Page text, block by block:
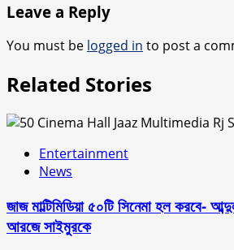
Leave a Reply
You must be logged in to post a
Related Stories
Entertainment
News
জাজ মাল্টিমিডিয়া ৫০টি সিনেমা হল করবে-
আরজে সাইমুরকে